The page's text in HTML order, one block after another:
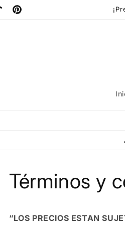
Pinterest
Términos y
“LOS PRECIOS ESTAN